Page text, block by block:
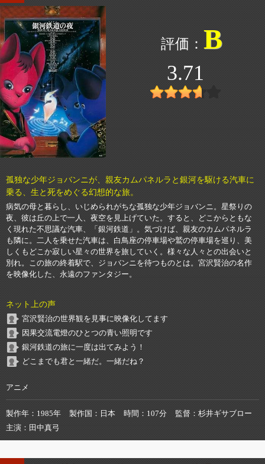
B
3.71
孤独な少年ジョバンニが、親友カムパネルラと銀河を駆ける汽車に
乗る、生と死をめぐる幻想的な旅。
病気の母と暮らし、いじめられがちな孤独な少年ジョバンニ。星祭りの
夜、彼は丘の上で一人、夜空を見上げていた。すると、どこからともな
く現れた不思議な汽車、「銀河鉄道」。気づけば、親友のカムパネルラ
も隣に。二人を乗せた汽車は、白鳥座の停車場や鷲の停車場を巡り、美
しくもどこか寂しい星々の世界を旅していく。様々な人々との出会いと
別れ。この旅の終着駅で、ジョバンニを待つものとは。宮沢賢治の名作
を映像化した、永遠のファンタジー。
ネット上の声
宮沢賢治の世界観を見事に映像化してます
因果交流電燈のひとつの青い照明です
銀河鉄道の旅に一度は出てみよう！
どこまでも君と一緒だ。一緒だね？
アニメ
製作年 1985年 製作国 日本 時間 107分 監督
杉井ギサブロー
主演
田中真弓